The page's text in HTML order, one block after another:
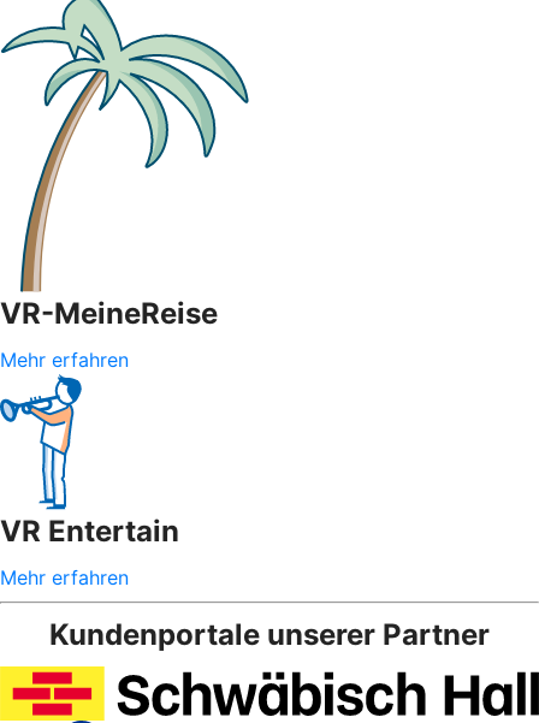
VR-MeineReise
Mehr erfahren
VR Entertain
Mehr erfahren
Kundenportale unserer Partner